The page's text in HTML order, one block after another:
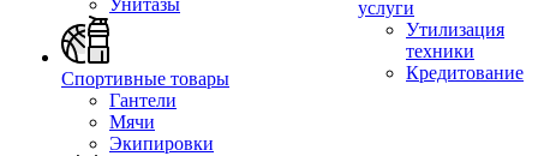
Унитазы
Спортивные товары
Гантели
Мячи
Экипировки
услуги
Утилизация
техники
Кредитование